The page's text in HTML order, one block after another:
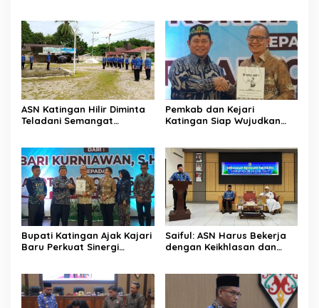
ASN Katingan Hilir Diminta
Teladani Semangat
Pemkab dan Kejari
Katingan Siap Wujudkan
Bupati Katingan Ajak Kajari
Baru Perkuat Sinergi
Saiful: ASN Harus Bekerja
dengan Keikhlasan dan